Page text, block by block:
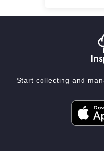
Start collecting and